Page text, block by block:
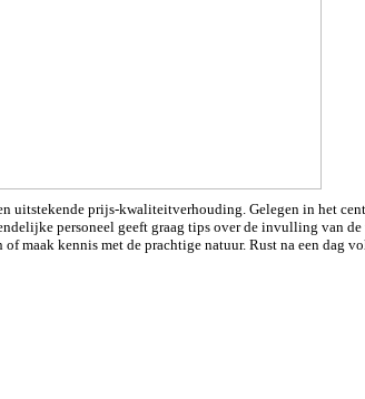
uitstekende prijs-kwaliteitverhouding. Gelegen in het
personeel geeft graag tips over de invulling van
maak kennis met de prachtige natuur. Rust na een dag